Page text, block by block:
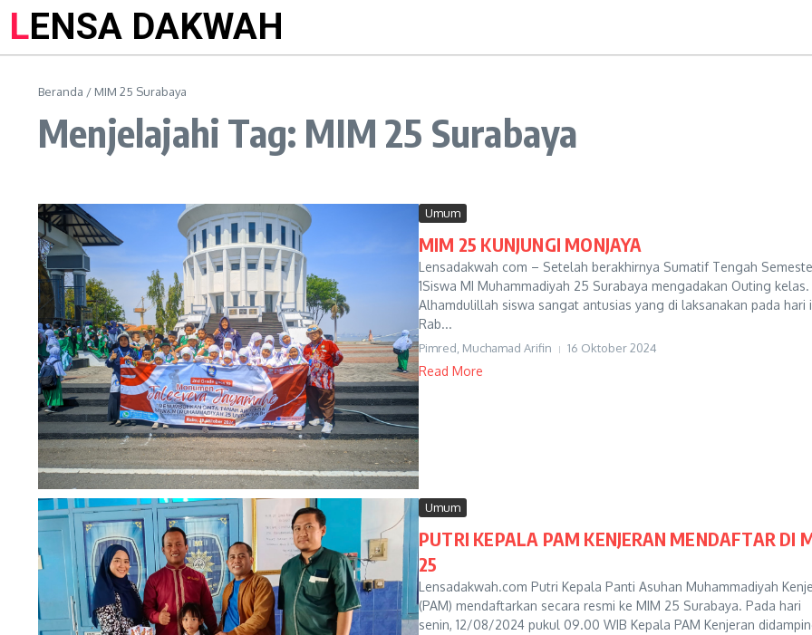
LENSA DAKWAH
Beranda / MIM 25 Surabaya
Menjelajahi Tag: MIM 25 Surabaya
Umum
MIM 25 KUNJUNGI MONJAYA
Lensadakwah com – Setelah berakhirnya Sumatif Tengah
1Siswa MI Muhammadiyah 25 Surabaya mengadakan Outing kelas.
Alhamdulillah siswa sangat antusias yang di laksanakan pada hari
Rab...
Pimred, Muchamad Arifin 16 Oktober 2024
Read More
Umum
PUTRI KEPALA PAM KENJERAN MENDAFTAR DI
25
Lensadakwah.com Putri Kepala Panti Asuhan Muhammadiyah
(PAM) mendaftarkan secara resmi ke MIM 25 Surabaya. Pada hari
senin, 12/08/2024 pukul 09.00 WIB Kepala PAM Kenjeran